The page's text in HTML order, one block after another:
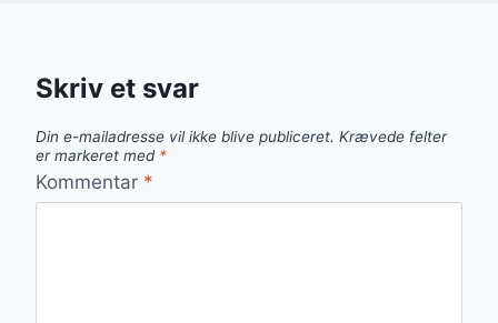
Skriv et svar
Din e-mailadresse vil ikke blive publiceret. Krævede felter
er markeret med *
Kommentar *